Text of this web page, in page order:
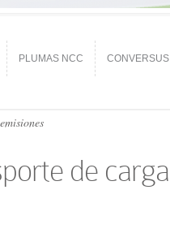
PLUMAS NCC CONVERSUS
de